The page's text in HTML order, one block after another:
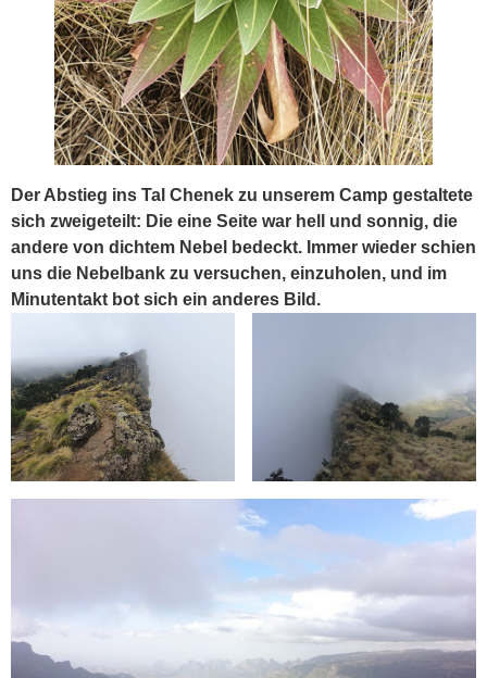
Der Abstieg ins Tal Chenek zu unserem Camp gestaltete
sich zweigeteilt: Die eine Seite war hell und sonnig, die
andere von dichtem Nebel bedeckt. Immer wieder schien
uns die Nebelbank zu versuchen, einzuholen, und im
Minutentakt bot sich ein anderes Bild.